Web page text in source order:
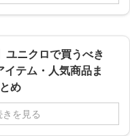
ユニクロで買うべき
イテム・人気商品ま
とめ
きを見る